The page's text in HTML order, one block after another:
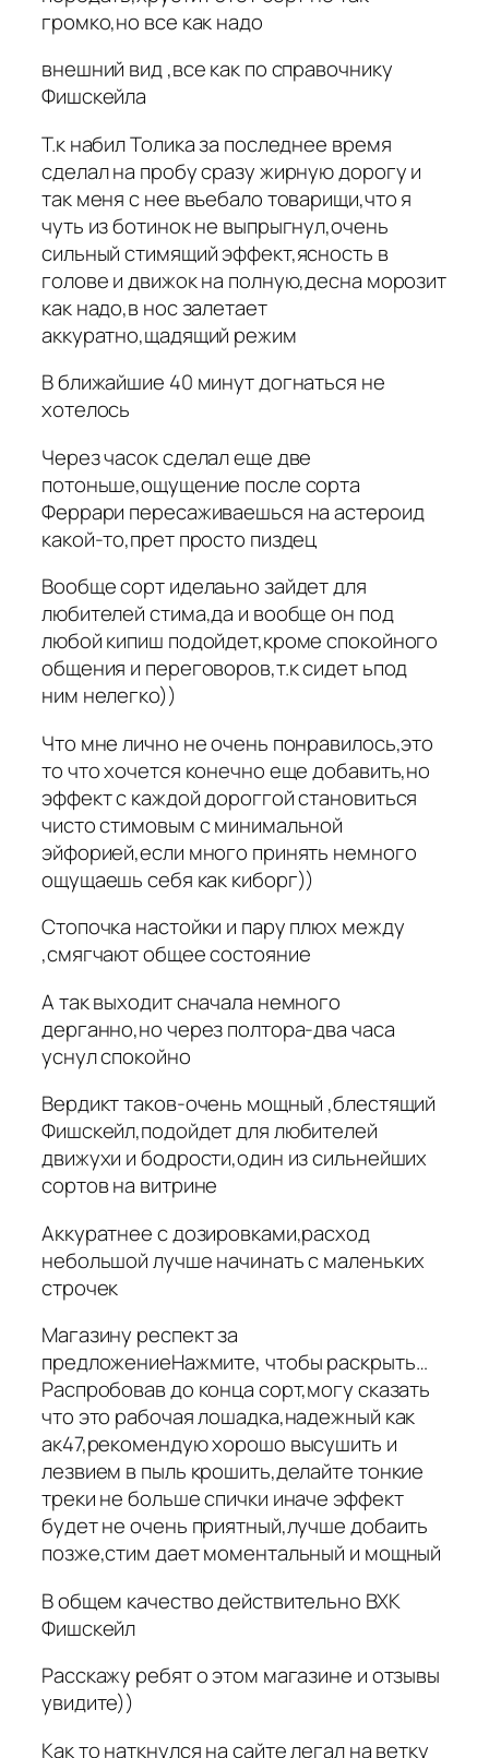
громко,но все как надо
внешний вид ,все как по справочнику
Фишскейла
Т.к набил Толика за последнее время
сделал на пробу сразу жирную дорогу и
так меня с нее въебало товарищи,что я
чуть из ботинок не выпрыгнул,очень
сильный стимящий эффект,ясность в
голове и движок на полную,десна морозит
как надо,в нос залетает
аккуратно,щадящий режим
В ближайшие 40 минут догнаться не
хотелось
Через часок сделал еще две
потоньше,ощущение после сорта
Феррари пересаживаешься на астероид
какой-то,прет просто пиздец
Вообще сорт иделаьно зайдет для
любителей стима,да и вообще он под
любой кипиш подойдет,кроме спокойного
общения и переговоров,т.к сидет ьпод
ним нелегко))
Что мне лично не очень понравилось,это
то что хочется конечно еще добавить,но
эффект с каждой дороггой становиться
чисто стимовым с минимальной
эйфорией,если много принять немного
ощущаешь себя как киборг))
Стопочка настойки и пару плюх между
,смягчают общее состояние
А так выходит сначала немного
дерганно,но через полтора-два часа
уснул спокойно
Вердикт таков-очень мощный ,блестящий
Фишскейл,подойдет для любителей
движухи и бодрости,один из сильнейших
сортов на витрине
Аккуратнее с дозировками,расход
небольшой лучше начинать с маленьких
строчек
Магазину респект за
предложениеНажмите, чтобы раскрыть…
Распробовав до конца сорт,могу сказать
что это рабочая лошадка,надежный как
ак47,рекомендую хорошо высушить и
лезвием в пыль крошить,делайте тонкие
треки не больше спички иначе эффект
будет не очень приятный,лучше добаить
позже,стим дает моментальный и мощный
В общем качество действительно ВХК
Фишскейл
Расскажу ребят о этом магазине и отзывы
увидите))
Как то наткнулся на сайте легал на ветку